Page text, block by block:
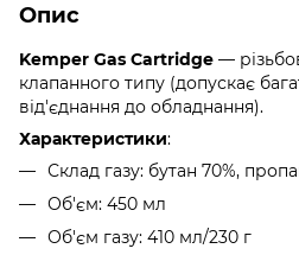
Опис
Kemper Gas Cartridge —
клапанного типу (допускає
від'єднання до обладнання).
Характеристики:
Склад газу: бутан 70%,
Об'єм: 450 мл
Об'єм газу: 410 мл/230 г